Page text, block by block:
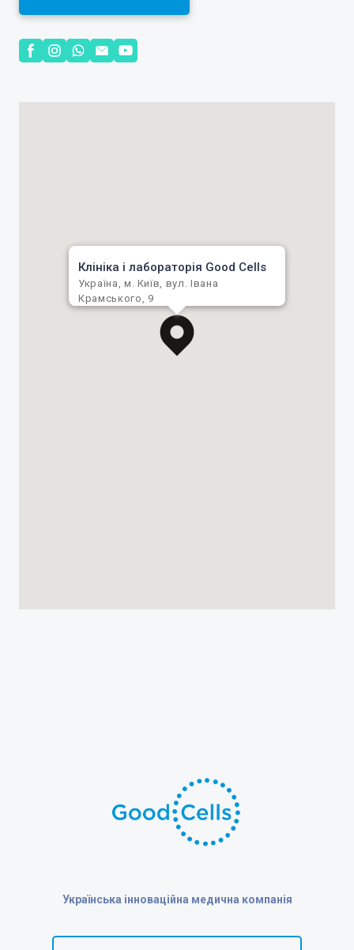
Клініка і лабораторія Good Cells
Україна, м. Київ, вул. Івана
Крамського, 9
Українська інноваційна медична компанія